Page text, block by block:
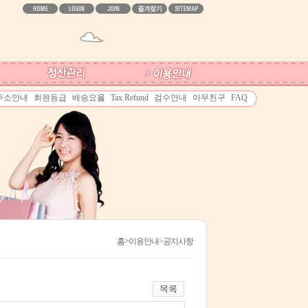
소안내 회원등급 배송요율 Tax Refund 검수안내 아무친구 FAQ
홈>이용안내>공지사항